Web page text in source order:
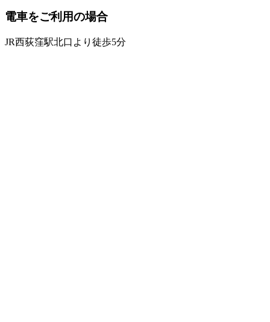
電車をご利用の場合
JR西荻窪駅北口より徒歩5分